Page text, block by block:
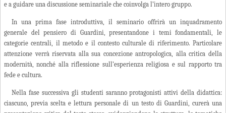
e a guidare una discussione seminariale che coinvolga l’intero gruppo.
In una prima fase introduttiva, il seminario offrirà un inquadramento
generale del pensiero di Guardini, presentandone i temi fondamentali, le
categorie centrali, il metodo e il contesto culturale di riferimento. Particolare
attenzione verrà riservata alla sua concezione antropologica, alla critica della
modernità, nonché alla riflessione sull’esperienza religiosa e sul rapporto tra
fede e cultura.
Nella fase successiva gli studenti saranno protagonisti attivi della didattica:
ciascuno, previa scelta e lettura personale di un testo di Guardini, curerà una